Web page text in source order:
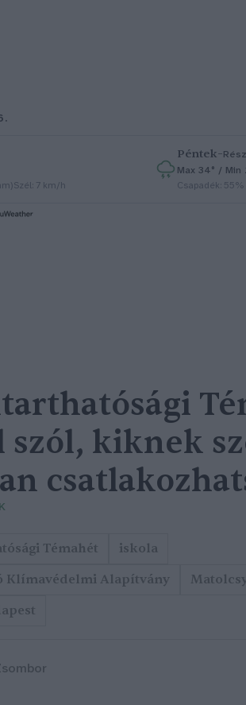
Szél: 7 km/h
Péntek–
Max 34° / Min
Csapadék: 55%
szól, kiknek
Témahét
iskola
Klímavédelmi Alapítvány